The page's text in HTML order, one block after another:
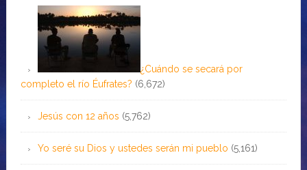
¿Cuándo se secará por
completo el río Éufrates? (6,672)
Jesús con 12 años (5,762)
Yo seré su Dios y ustedes serán mi pueblo (5,161)